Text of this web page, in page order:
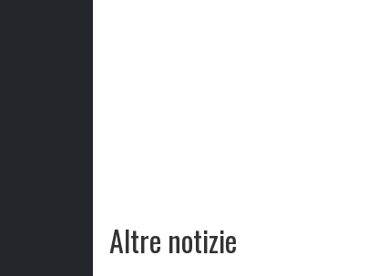
Altre notizie